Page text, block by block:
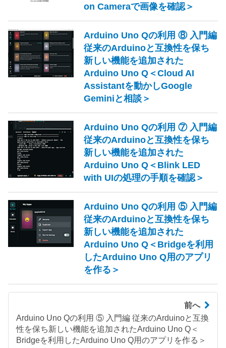
on Cameraで画像を確認＞
Arduino Uno Qの利用 ⑧ 入門編
従来のArduinoと互換性を保ち
新しい機能を追加された
Arduino Uno Q＜Cloud AI
Assistantを動かしGoogle
Geminiと相談＞
Arduino Uno Qの利用 ⑦ 入門編
従来のArduinoと互換性を保ち
新しい機能を追加された
Arduino Uno Q＜Blink LED
with UIの処理の手順を確認＞
Arduino Uno Qの利用 ⑤ 入門編
従来のArduinoと互換性を保ち
新しい機能を追加された
Arduino Uno Q＜Bridgeを利用
したArduino Uno Q用のアプリ
を作る＞
前へ
Arduino Uno Qの利用 ⑤ 入門編 従来のArduinoと互換
性を保ち新しい機能を追加されたArduino Uno Q＜
Bridgeを利用したArduino Uno Q用のアプリを作る＞